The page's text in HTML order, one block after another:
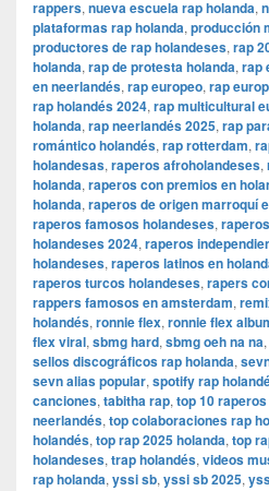
rappers, nueva escuela rap holanda,
plataformas rap holanda, producción
productores de rap holandeses, rap
holanda, rap de protesta holanda, rap
en neerlandés, rap europeo, rap
rap holandés 2024, rap multicultural
holanda, rap neerlandés 2025, rap
romántico holandés, rap rotterdam,
holandesas, raperos afroholandeses,
holanda, raperos con premios en
holanda, raperos de origen marroquí
raperos famosos holandeses,
holandeses 2024, raperos
holandeses, raperos latinos en
raperos turcos holandeses, rapers
rappers famosos en amsterdam,
holandés, ronnie flex, ronnie flex
flex viral, sbmg hard, sbmg oeh na na,
sellos discográficos rap holanda,
sevn alias popular, spotify rap
canciones, tabitha rap, top 10
neerlandés, top colaboraciones rap
holandés, top rap 2025 holanda, top
holandeses, trap holandés, videos
rap holanda, yssi sb, yssi sb 2025,